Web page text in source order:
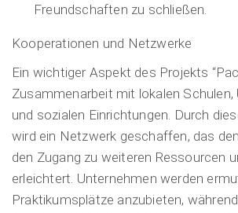
Freundschaften zu schließen.
Kooperationen und Netzwerke
Ein wichtiger Aspekt des Projekts
Zusammenarbeit mit lokalen Schulen,
und sozialen Einrichtungen. Durch
wird ein Netzwerk geschaffen, das
den Zugang zu weiteren Ressourcen
erleichtert. Unternehmen werden
Praktikumsplätze anzubieten,